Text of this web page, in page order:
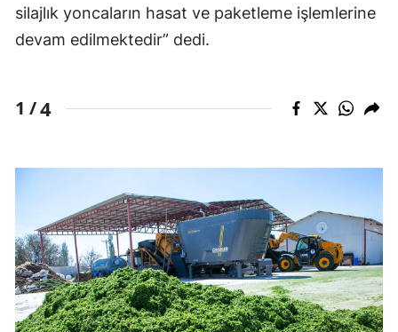
silajlık yoncaların hasat ve paketleme işlemlerine
devam edilmektedir” dedi.
1 /4